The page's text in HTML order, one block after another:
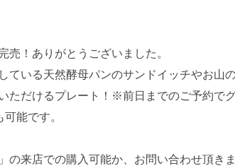
売！ありがとうございました。
ている天然酵母パンのサンドイッチやお山
ただけるプレート！※前日までのご予約で
能です。
の来店での購入可能か、お問い合わせ頂き